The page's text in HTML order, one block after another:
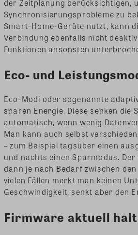
der Zeitplanung berücksichtigen,
Synchronisierungsprobleme zu
Smart-Home-Geräte nutzt, kann
Verbindung ebenfalls nicht
Funktionen ansonsten
Eco- und
Eco-Modi oder sogenannte
sparen Energie. Diese senken die
automatisch, wenn wenig
Man kann auch selbst
– zum Beispiel tagsüber einen
und nachts einen Sparmodus.
dann je nach Bedarf zwischen
vielen Fällen merkt man keinen
Geschwindigkeit, senkt aber den
Firmware aktuell